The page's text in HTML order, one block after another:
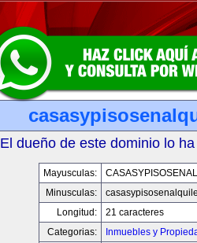
El dueño de este dominio lo
Mayusculas:
Minusculas:
Longitud:
21 caracteres
Categorias:
Inmuebles y